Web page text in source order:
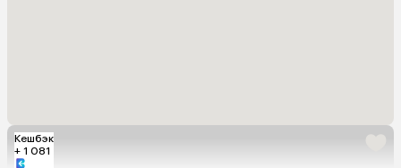
Кешбэк
+ 1 081